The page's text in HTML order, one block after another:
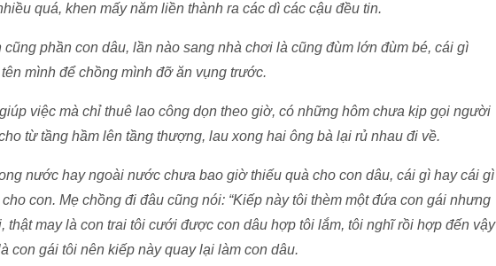
quá, khen mấy năm liền thành ra các dì các cậu đều tin.
phần con dâu, lần nào sang nhà chơi là cũng đùm lớn đùm bé, cái gì
mình để chồng mình đỡ ăn vụng trước.
việc mà chỉ thuê lao công dọn theo giờ, có những hôm chưa kịp gọi người
từ tầng hầm lên tầng thượng, lau xong hai ông bà lại rủ nhau đi về.
nước hay ngoài nước chưa bao giờ thiếu quà cho con dâu, cái gì hay cái gì
con. Mẹ chồng đi đâu cũng nói: “Kiếp này tôi thèm một đứa con gái nhưng
thật may là con trai tôi cưới được con dâu hợp tôi lắm, tôi nghĩ rồi hợp đến vậy
con gái tôi nên kiếp này quay lại làm con dâu.